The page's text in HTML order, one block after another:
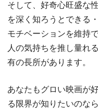
そして、好奇心旺盛な
を深く知ろうとできる
モチベーションを維持
人の気持ちを推し量れ
有の長所があります。
あなたもグロい映画が
る限界が知りたいのな